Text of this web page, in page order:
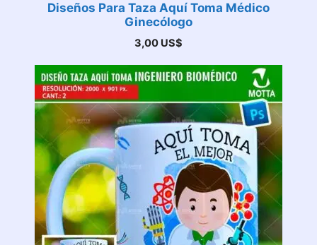
Diseños Para Taza Aquí Toma Médico
Ginecólogo
3,00 US$